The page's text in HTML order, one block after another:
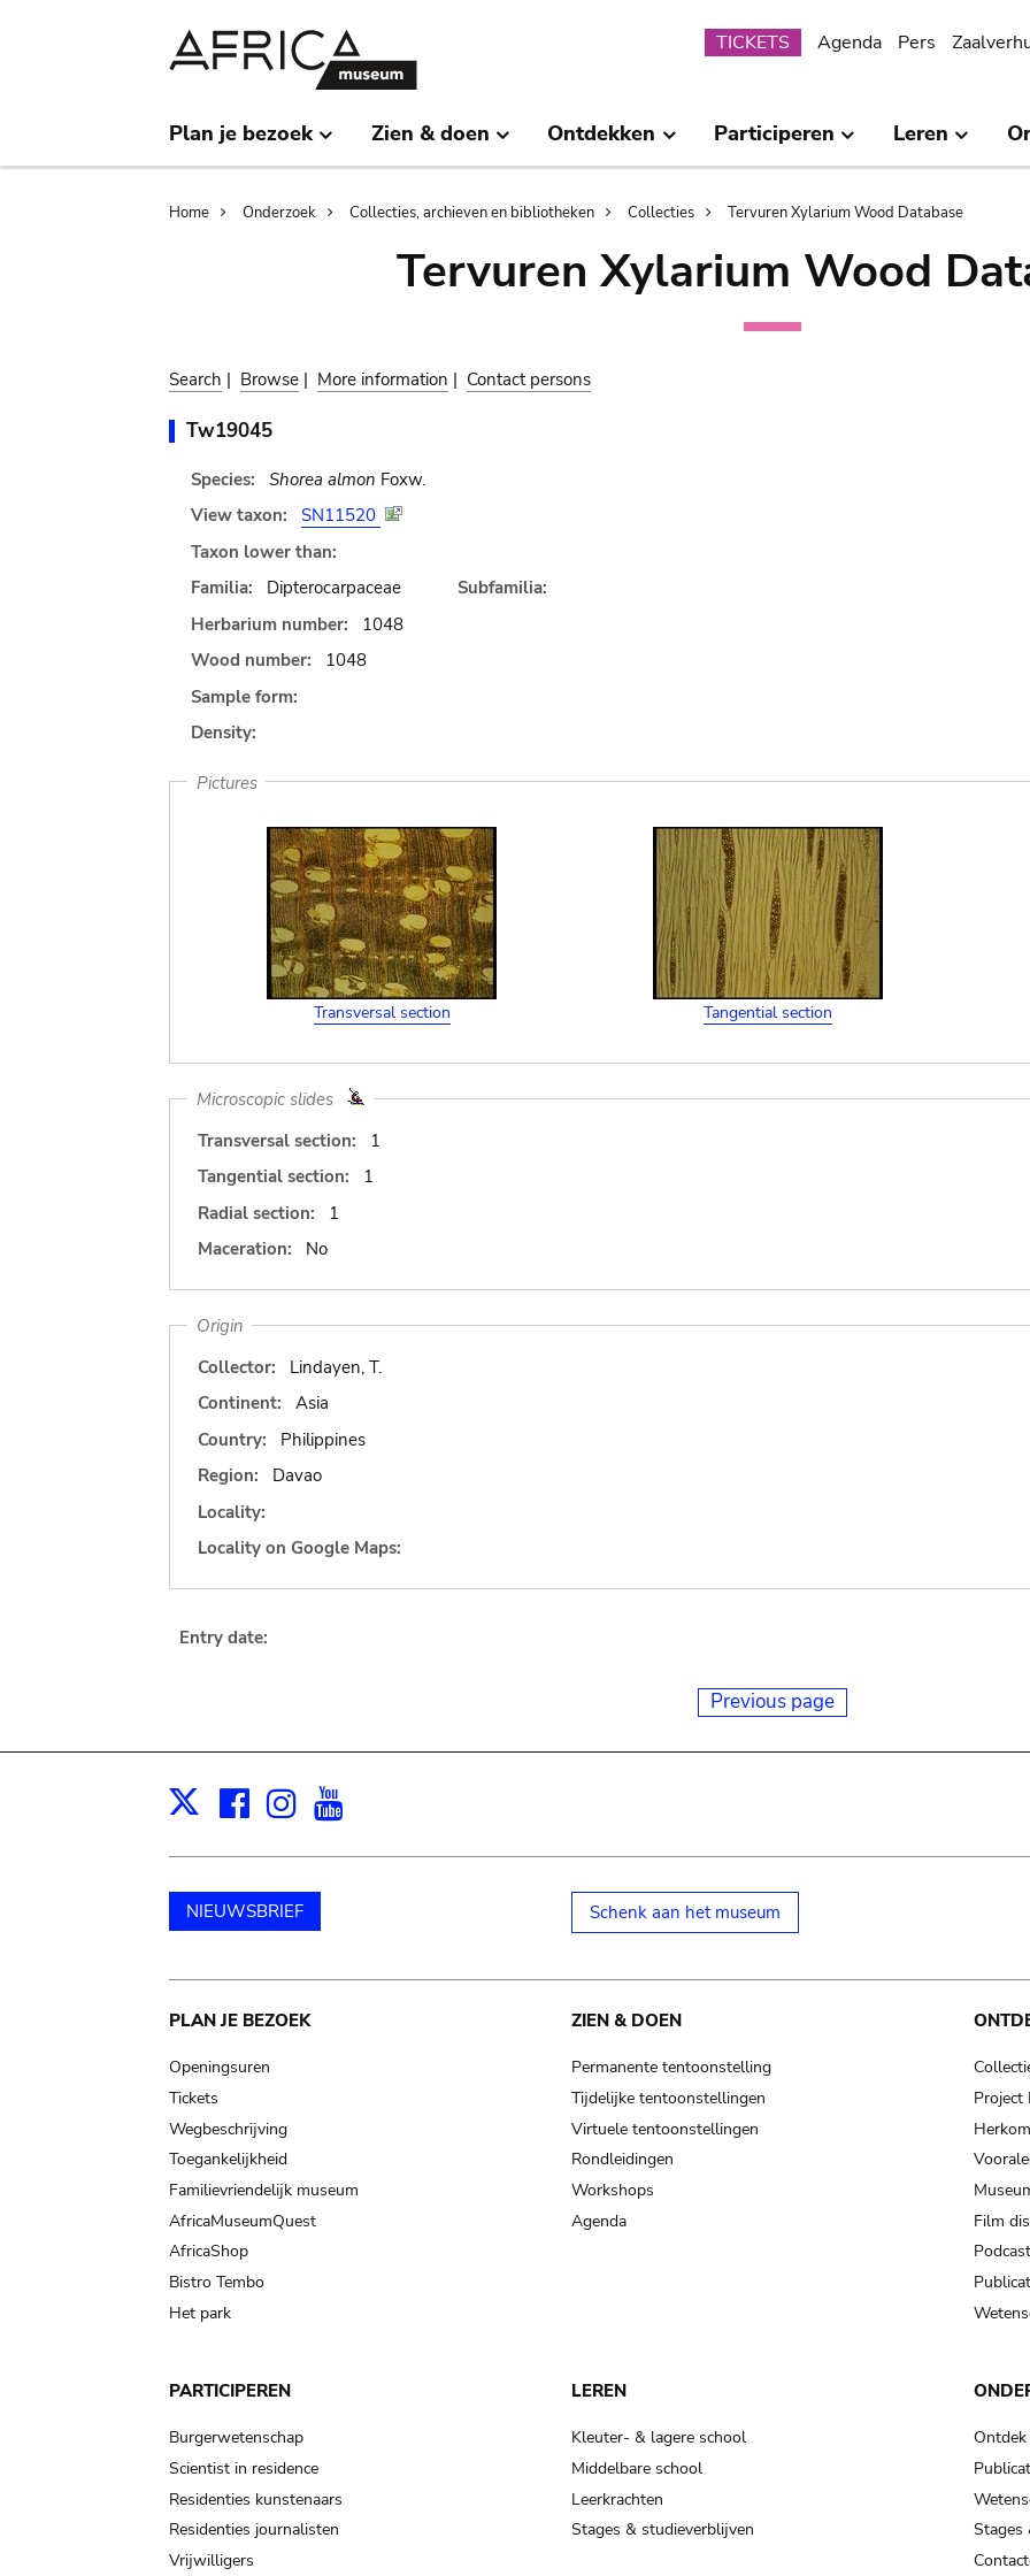
Submenu
TICKETS Agenda Pers
Plan je bezoek Zien & doen Ontdekken Participeren Leren
Breadcrumb
Home Onderzoek Collecties, archieven en bibliotheken Collecties Tervuren Xylarium Wood Database
Tervuren Xylarium Wood
Search | Browse | More information | Contact persons
Tw19045
Species: Shorea almon Foxw.
View taxon:
SN11520
Taxon lower than:
Familia:
Dipterocarpaceae
Subfamilia:
Herbarium number:
1048
Wood number:
1048
Sample form:
Density:
Pictures
Transversal section Tangential section
Microscopic slides
Transversal section:
1
Tangential section:
1
Radial section:
1
Maceration:
No
Origin
Collector:
Lindayen, T.
Continent:
Asia
Country:
Philippines
Region:
Davao
Locality:
Locality on Google Maps:
Entry date:
Previous page
X Facebook
Instagram
NIEUWSBRIEF Schenk aan het museum
Main
navigation
PLAN JE BEZOEK
Openingsuren
Tickets
Wegbeschrijving
Toegankelijkheid
Familievriendelijk museum
AfricaMuseumQuest
AfricaShop
Bistro Tembo
Het park
ZIEN & DOEN
Permanente tentoonstelling
Tijdelijke tentoonstellingen
Virtuele tentoonstellingen
Rondleidingen
Workshops
Agenda
Project
Film
PARTICIPEREN
Burgerwetenschap
Scientist in residence
Residenties kunstenaars
Residenties journalisten
Vrijwilligers
LEREN
Kleuter- & lagere school
Middelbare school
Leerkrachten
Stages & studieverblijven
Stages